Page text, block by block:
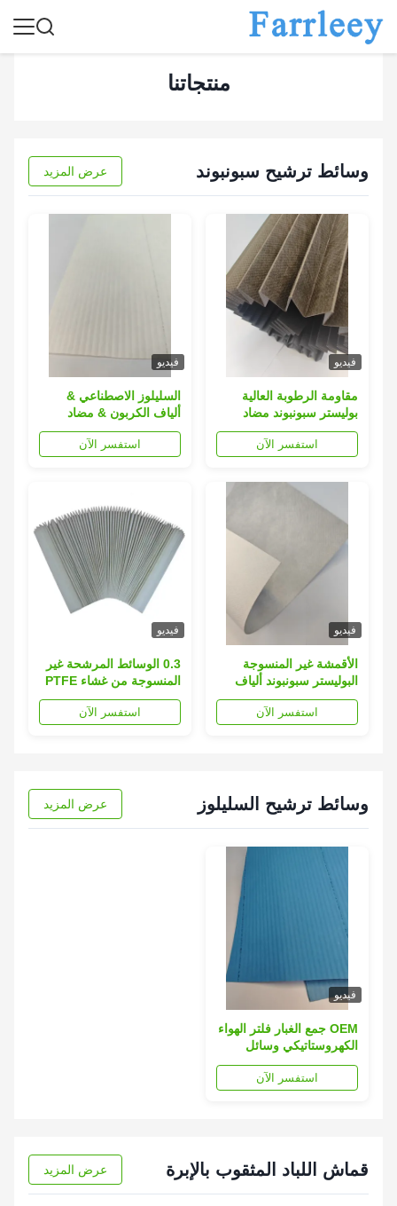
منتجاتنا
وسائط ترشيح سبونبوند عرض المزيد
فيديو
مقاومة الرطوبة العالية
بوليستر سبونبوند مضاد
للستاتيك
استفسر الآن
فيديو
السليلوز الاصطناعي &
ألياف الكربون & مضاد
للاحتراق, المموجة في
انفجار الطلقات
استفسر الآن
فيديو
الأقمشة غير المنسوجة
البوليستر سبونبوند ألياف
الكربون في الترشيح
الصناعياستفسر الآن
فيديو
0.3 الوسائط المرشحة غير
المنسوجة من غشاء PTFE
ميكرون لمتطلبات العملاء
استفسر الآن
وسائط ترشيح السليلوز عرض المزيد
فيديو
OEM جمع الغبار فلتر الهواء
الكهروستاتيكي وسائل
النسيج مقاومة للرطوبة
استفسر الآن
قماش اللباد المثقوب بالإبرة عرض المزيد